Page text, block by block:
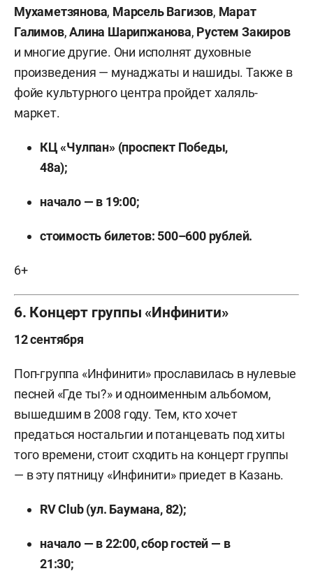
Мухаметзянова, Марсель Вагизов, Марат
Галимов, Алина Шарипжанова, Рустем Закиров
и многие другие. Они исполнят духовные
произведения — мунаджаты и нашиды. Также в
фойе культурного центра пройдет халяль-
маркет.
КЦ «Чулпан» (проспект Победы,
48а);
начало — в 19:00;
стоимость билетов: 500–600 рублей.
6+
6. Концерт группы «Инфинити»
12 сентября
Поп-группа «Инфинити» прославилась в нулевые
песней «Где ты?» и одноименным альбомом,
вышедшим в 2008 году. Тем, кто хочет
предаться ностальгии и потанцевать под хиты
того времени, стоит сходить на концерт группы
— в эту пятницу «Инфинити» приедет в Казань.
RV Club (ул. Баумана, 82);
начало — в 22:00, сбор гостей — в
21:30;